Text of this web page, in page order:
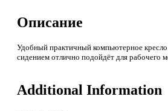
Описание
Удобный практичный компьютерное
сидением отлично подойдёт для рабочего
Additional Information